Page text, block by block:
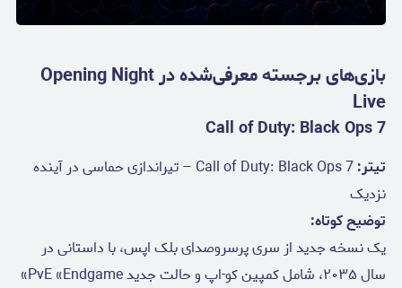
بازی‌های برجسته معرفی‌شده در Opening Night
Live
Call of Duty: Black Ops 7
تیتر:
Call of Duty: Black Ops 7 – تیراندازی حماسی در آینده
نزدیک
توضیح کوتاه:
یک نسخه جدید از سری پرسروصدای بلک اپس، با داستانی در
سال ۲۰۳۵، شامل کمپین کو-اپ و حالت جدید PvE «Endgame»